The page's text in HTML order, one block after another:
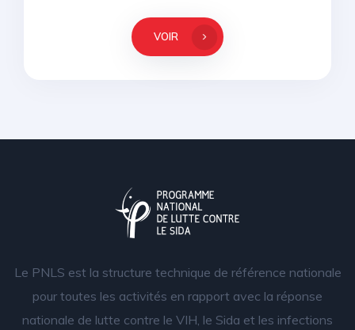
VOIR
Le PNLS est la structure technique de référence nationale
pour toutes les activités en rapport avec la réponse
nationale de lutte contre le VIH, le Sida et les infections